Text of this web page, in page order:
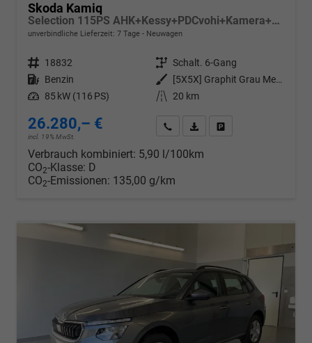
Skoda Kamiq
Selection 115PS AHK+Kessy+PDCvohi+Kamera+Climatronic+AppConnect+Sitzheizung
unverbindliche Lieferzeit: 7 Tage Neuwagen
Fahrzeugnr. 18832 Getriebe Schalt. 6-Gang
Kraftstoff Benzin Außenfarbe
[5X5X] Graphit Grau Metallic
Leistung 85 kW (116 PS) Kilometerstand 20 km
26.280,– €
incl. 19% MwSt.
Wir rufen Sie anPDF-Datei, Fahrzeugexposé
Verbrauch kombiniert: 5,90 l/100km
CO2-Klasse: D
CO2-Emissionen: 135,00 g/km